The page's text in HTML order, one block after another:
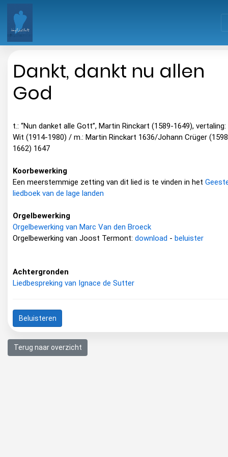
Dankt, dankt nu allen
God
t.: “Nun danket alle Gott”, Martin Rinckart (1589-1649), vertaling:
Wit (1914-1980) / m.: Martin Rinckart 1636/Johann Crüger
1662) 1647
Koorbewerking
Een meerstemmige zetting van dit lied is te vinden in het
liedboek van de lage landen
Orgelbewerking
Orgelbewerking van Marc Van den Broeck
Orgelbewerking van Joost Termont: download - beluister
Achtergronden
Liedbespreking van Ignace de Sutter
Beluisteren
Terug naar overzicht